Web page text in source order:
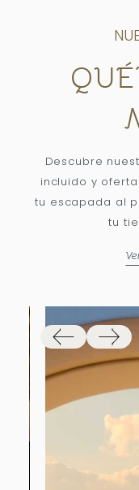
Descubre
incluido y
tu escapada al
tu